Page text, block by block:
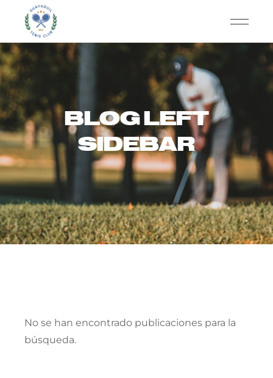
BLOG LEFT
SIDEBAR
No se han encontrado publicaciones para la
búsqueda.